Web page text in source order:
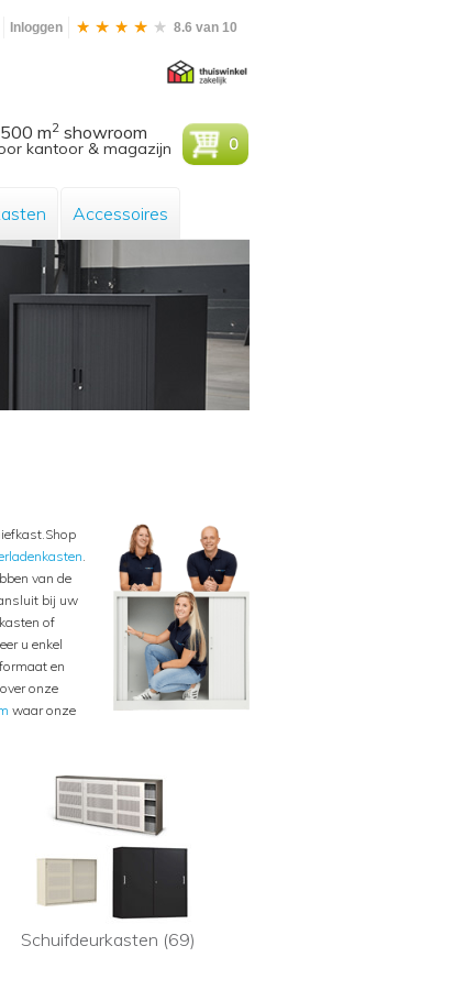
Inloggen 8.6 van 10
m2 showroom
kantoor & magazijn 0
Accessoires
.
van de
bij uw
of
u enkel
en
onze
waar onze
Schuifdeurkasten (69)